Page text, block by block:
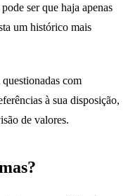
ser que haja apenas
um histórico mais
com
à sua disposição,
de valores.